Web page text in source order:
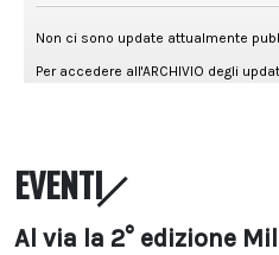
EVENTI
Al via la 2° edizione